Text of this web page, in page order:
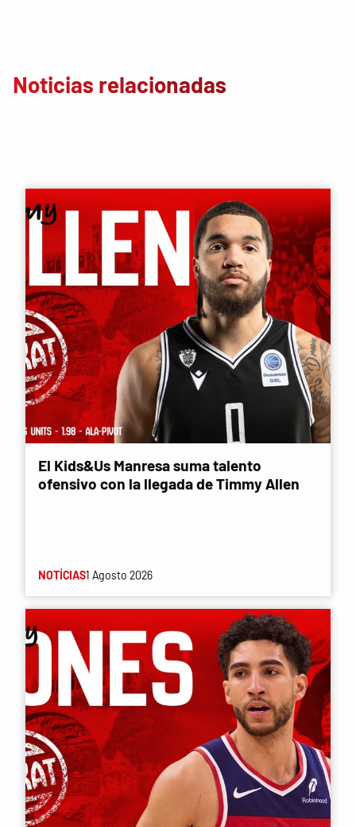
Noticias relacionadas
El Kids&Us Manresa suma talento
ofensivo con la llegada de Timmy Allen
NOTÍCIAS1 Agosto 2026